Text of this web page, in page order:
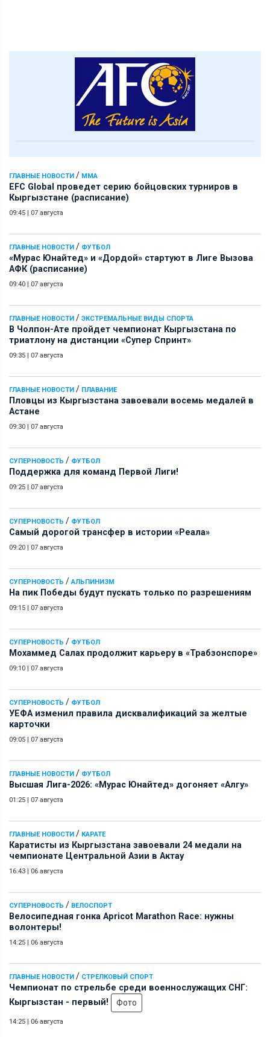
ГЛАВНЫЕ НОВОСТИ / ММА
EFC Global проведет серию бойцовских турниров в
Кыргызстане (расписание)
09:45 | 07 августа
ГЛАВНЫЕ НОВОСТИ / ФУТБОЛ
«Мурас Юнайтед» и «Дордой» стартуют в Лиге Вызова
АФК (расписание)
09:40 | 07 августа
ГЛАВНЫЕ НОВОСТИ / ЭКСТРЕМАЛЬНЫЕ ВИДЫ СПОРТА
В Чолпон-Ате пройдет чемпионат Кыргызстана по
триатлону на дистанции «Супер Спринт»
09:35 | 07 августа
ГЛАВНЫЕ НОВОСТИ / ПЛАВАНИЕ
Пловцы из Кыргызстана завоевали восемь медалей в
Астане
09:30 | 07 августа
СУПЕРНОВОСТЬ / ФУТБОЛ
Поддержка для команд Первой Лиги!
09:25 | 07 августа
СУПЕРНОВОСТЬ / ФУТБОЛ
Самый дорогой трансфер в истории «Реала»
09:20 | 07 августа
СУПЕРНОВОСТЬ / АЛЬПИНИЗМ
На пик Победы будут пускать только по разрешениям
09:15 | 07 августа
СУПЕРНОВОСТЬ / ФУТБОЛ
Мохаммед Салах продолжит карьеру в «Трабзонспоре»
09:10 | 07 августа
СУПЕРНОВОСТЬ / ФУТБОЛ
УЕФА изменил правила дисквалификаций за желтые
карточки
09:05 | 07 августа
ГЛАВНЫЕ НОВОСТИ / ФУТБОЛ
Высшая Лига-2026: «Мурас Юнайтед» догоняет «Алгу»
01:25 | 07 августа
ГЛАВНЫЕ НОВОСТИ / КАРАТЕ
Каратисты из Кыргызстана завоевали 24 медали на
чемпионате Центральной Азии в Актау
16:43 | 06 августа
СУПЕРНОВОСТЬ / ВЕЛОСПОРТ
Велосипедная гонка Apricot Marathon Race: нужны
волонтеры!
14:25 | 06 августа
ГЛАВНЫЕ НОВОСТИ / СТРЕЛКОВЫЙ СПОРТ
Чемпионат по стрельбе среди военнослужащих СНГ:
Кыргызстан - первый!
Фото
14:25 | 06 августа